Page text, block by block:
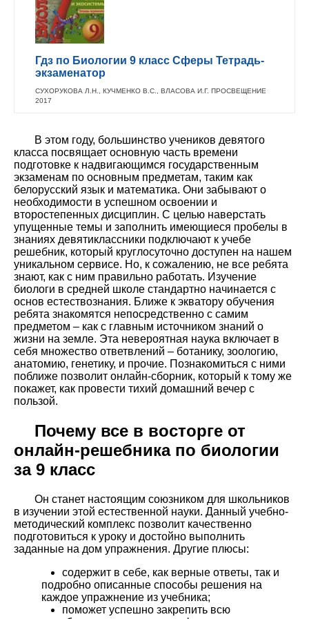
Гдз по Биологии 9 класс Сферы Тетрадь-
экзаменатор
СУХОРУКОВА Л.Н., КУЧМЕНКО В.С., ВЛАСОВА И.Г. ПРОСВЕЩЕНИЕ
2017
В этом году, большинство учеников девятого
класса посвящает основную часть времени
подготовке к надвигающимся государственным
экзаменам по основным предметам, таким как
белорусский язык и математика. Они забывают о
необходимости в успешном освоении и
второстепенных дисциплин. С целью наверстать
упущенные темы и заполнить имеющиеся пробелы в
знаниях девятиклассники подключают к учебе
решебник, который круглосуточно доступен на нашем
уникальном сервисе. Но, к сожалению, не все ребята
знают, как с ним правильно работать. Изучение
биологи в средней школе стандартно начинается с
основ естествознания. Ближе к экватору обучения
ребята знакомятся непосредственно с самим
предметом – как с главным источником знаний о
жизни на земле. Эта невероятная наука включает в
себя множество ответвлений – ботанику, зоологию,
анатомию, генетику, и прочие. Познакомиться с ними
поближе позволит онлайн-сборник, который к тому же
покажет, как провести тихий домашний вечер с
пользой.
Почему все в восторге от
онлайн-решебника по биологии
за 9 класс
Он станет настоящим союзником для школьников
в изучении этой естественной науки. Данный учебно-
методический комплекс позволит качественно
подготовиться к уроку и достойно выполнить
заданные на дом упражнения. Другие плюсы:
содержит в себе, как верные ответы, так и
подробно описанные способы решения на
каждое упражнение из учебника;
поможет успешно закрепить всю